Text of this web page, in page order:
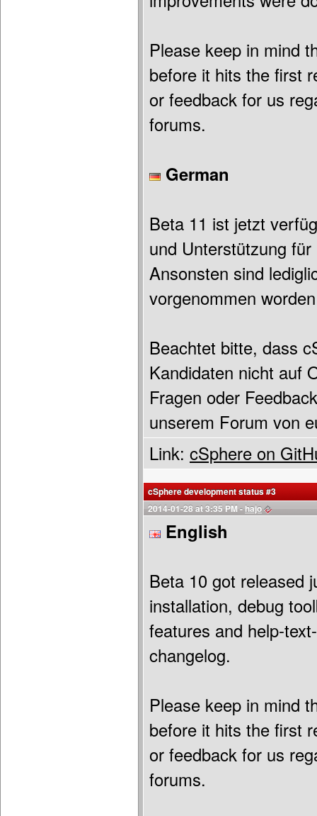
Please keep in mind
before it hits the first
or feedback for us
forums.
German
Beta 11 ist jetzt
und Unterstützung
Ansonsten sind
vorgenommen
Beachtet bitte, dass
Kandidaten nicht auf
Fragen oder
unserem Forum von
Link: cSphere on
cSphere development status #3
2014-01-28 at 3:35 PM - hajo
English
Beta 10 got released
installation, debug
features and help-
changelog.
Please keep in mind
before it hits the first
or feedback for us
forums.